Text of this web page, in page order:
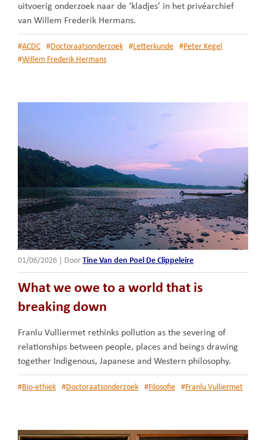
uitvoerig onderzoek naar de ‘kladjes’ in het privéarchief
van Willem Frederik Hermans.
#ACDC #Doctoraatsonderzoek #Letterkunde #Peter Kegel
#Willem Frederik Hermans
01/06/2026 Door Tine Van den Poel De Clippeleire
What we owe to a world that is
breaking down
Franlu Vulliermet rethinks pollution as the severing of
relationships between people, places and beings drawing
together Indigenous, Japanese and Western philosophy.
#Bio-ethiek #Doctoraatsonderzoek #Filosofie #Franlu Vulliermet